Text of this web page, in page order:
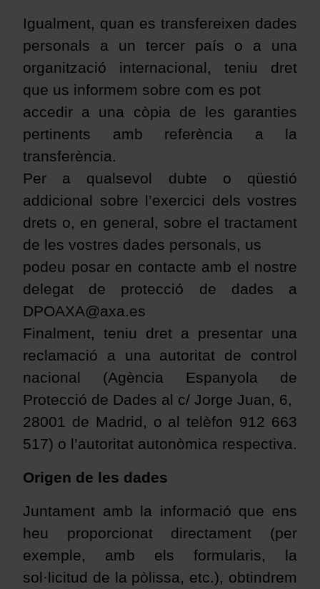
Igualment, quan es transfereixen dades
personals a un tercer país o a una
organització internacional, teniu dret
que us informem sobre com es pot
accedir a una còpia de les garanties
pertinents amb referència a la
transferència.
Per a qualsevol dubte o qüestió
addicional sobre l’exercici dels vostres
drets o, en general, sobre el tractament
de les vostres dades personals, us
podeu posar en contacte amb el nostre
delegat de protecció de dades a
DPOAXA@axa.es
Finalment, teniu dret a presentar una
reclamació a una autoritat de control
nacional (Agència Espanyola de
Protecció de Dades al c/ Jorge Juan, 6,
28001 de Madrid, o al telèfon 912 663
517) o l’autoritat autonòmica respectiva.
Origen de les dades
Juntament amb la informació que ens
heu proporcionat directament (per
exemple, amb els formularis, la
sol·licitud de la pòlissa, etc.), obtindrem